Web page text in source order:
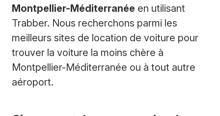
Montpellier-Méditerranée en utilisant
Trabber. Nous recherchons parmi les
meilleurs sites de location de voiture pour
trouver la voiture la moins chère à
Montpellier-Méditerranée ou à tout autre
aéroport.